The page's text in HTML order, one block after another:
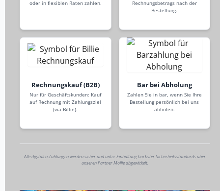
oder in flexiblen Raten zahlen.
Rechnungsbetrags nach der
Bestellung.
Rechnungskauf (B2B)
Nur für Geschäftskunden: Kauf
auf Rechnung mit Zahlungsziel
(via Billie).
Bar bei Abholung
Zahlen Sie in bar, wenn Sie Ihre
Bestellung persönlich bei uns
abholen.
Alle digitalen Zahlungen werden sicher und unter Einhaltung höchster Sicherheitsstandards über
unseren Partner Mollie abgewickelt.